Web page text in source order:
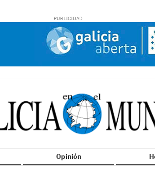
Opinión